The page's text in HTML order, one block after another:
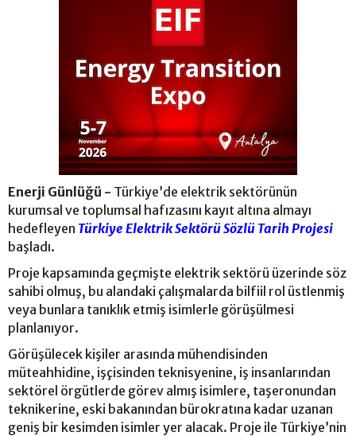
Enerji Günlüğü - Türkiye’de elektrik sektörünün
kurumsal ve toplumsal hafızasını kayıt altına almayı
hedefleyen Türkiye Elektrik Sektörü Sözlü Tarih Projesi
başladı.
Proje kapsamında geçmişte elektrik sektörü üzerinde söz
sahibi olmuş, bu alandaki çalışmalarda bilfiil rol üstlenmiş
veya bunlara tanıklık etmiş isimlerle görüşülmesi
planlanıyor.
Görüşülecek kişiler arasında mühendisinden
müteahhidine, işçisinden teknisyenine, iş insanlarından
sektörel örgütlerde görev almış isimlere, taşeronundan
teknikerine, eski bakanından bürokratına kadar uzanan
geniş bir kesimden isimler yer alacak. Proje ile Türkiye’nin